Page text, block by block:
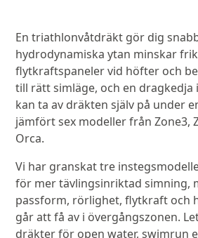
En triathlonvåtdräkt gör dig
hydrodynamiska ytan minskar
flytkraftspaneler vid höfter och
till rätt simläge, och en
kan ta av dräkten själv på under
jämfört sex modeller från Zone3,
Orca.
Vi har granskat tre
för mer tävlingsinriktad simning,
passform, rörlighet, flytkraft och
går att få av i övergångszonen.
dräkter för open water, swimrun